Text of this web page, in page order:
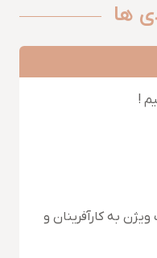
ها
!
به کارآفرینان و